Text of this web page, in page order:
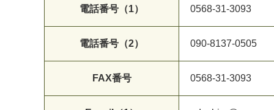
電話番号（1） 0568-31-3093
電話番号（2） 090-8137-0505
FAX番号 0568-31-3093